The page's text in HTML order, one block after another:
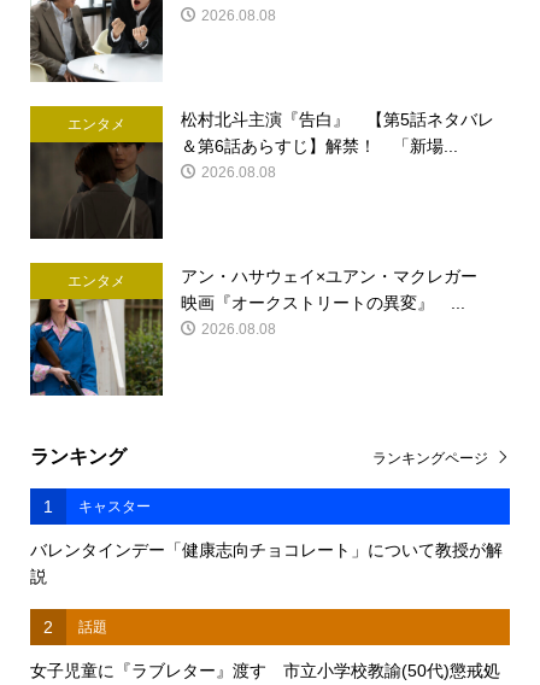
2026.08.08
エンタメ
松村北斗主演『告白』 【第5話ネタバレ
＆第6話あらすじ】解禁！ 「新場...
2026.08.08
エンタメ
アン・ハサウェイ×ユアン・マクレガー
映画『オークストリートの異変』 ...
2026.08.08
ランキング
1 キャスター
バレンタインデー「健康志向チョコレート」について教授が解
説
2 話題
女子児童に『ラブレター』渡す 市立小学校教諭(50代)懲戒処
ランキングページ